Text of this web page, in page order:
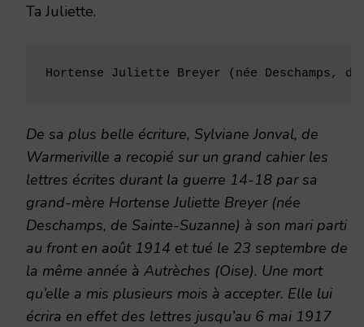
Ta Juliette.
Hortense Juliette Breyer (née Deschamps,
De sa plus belle écriture, Sylviane Jonval, de
Warmeriville a recopié sur un grand cahier les
lettres écrites durant la guerre 14-18 par sa
grand-mère Hortense Juliette Breyer (née
Deschamps, de Sainte-Suzanne) à son mari parti
au front en août 1914 et tué le 23 septembre de
la même année à Autrèches (Oise). Une mort
qu’elle a mis plusieurs mois à accepter. Elle lui
écrira en effet des lettres jusqu’au 6 mai 1917